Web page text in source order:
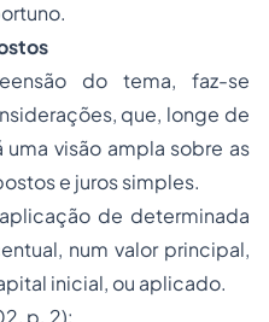
do tema, faz-se
que, longe de
visão ampla sobre as
e juros simples.
de determinada
num valor principal,
inicial, ou aplicado.
p. 2):